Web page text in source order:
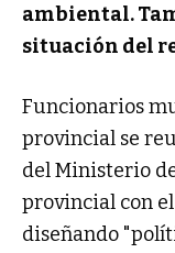
ambiental.
situación del
Funcionarios
provincial se
del Ministerio
provincial con
diseñando